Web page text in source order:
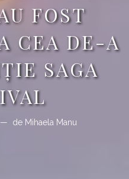
FOST
CEA DE-A
SAGA
de Mihaela Manu